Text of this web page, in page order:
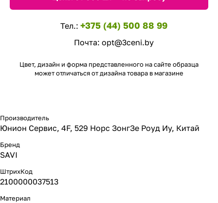
Тел.: +375 (44) 500 88 99
Почта: opt@3ceni.by
Цвет, дизайн и форма представленного на сайте образца
может отличаться от дизайна товара в магазине
Производитель
Юнион Сервис, 4F, 529 Норс ЗонгЗе Роуд Иу, Китай
Бренд
SAVI
ШтрихКод
2100000037513
Материал